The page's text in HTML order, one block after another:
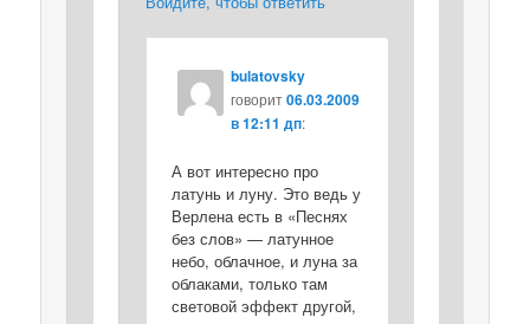
bulatovsky
говорит06.03.2009
в 12:11 дп:
А вот интересно про
латунь и луну. Это ведь у
Верлена есть в «Песнях
без слов» — латунное
небо, облачное, и луна за
облаками, только там
световой эффект другой,